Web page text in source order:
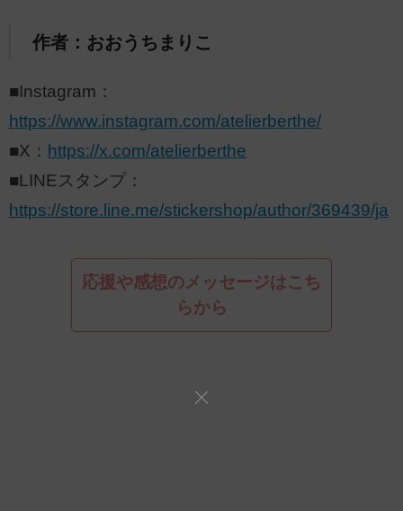
作者：おおうちまりこ
■Instagram：
https://www.instagram.com/atelierberthe/
■X： https://x.com/atelierberthe
■LINEスタンプ：
https://store.line.me/stickershop/author/369439/ja
応援や感想のメッセージはこち
らから